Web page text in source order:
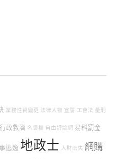
業務性質變更 法律人物 宣誓 工會法 量刑
行政救濟 名譽權 自由評論網 易科罰金
逃逸 地政士 人財兩失 網購